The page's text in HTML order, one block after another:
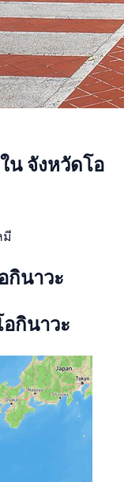
น จังหวัดโอ
มี
กินาวะ
กินาวะ